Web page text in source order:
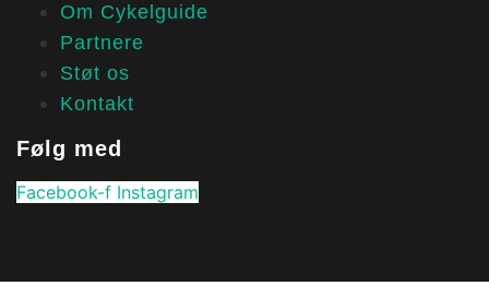
Om Cykelguide
Partnere
Støt os
Kontakt
Følg med
Facebook-f Instagram